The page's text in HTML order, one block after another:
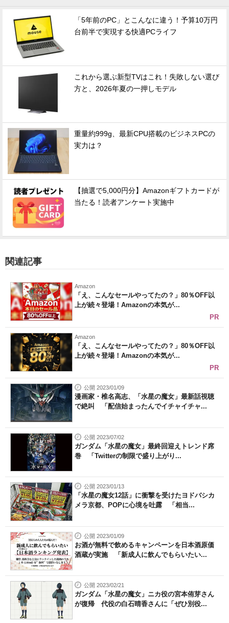
「5年前のPC」とこんなに違う！予算10万円
台前半で実現する快適PCライフ
これから選ぶ新型TVはこれ！失敗しない選び
方と、2026年夏の一押しモデル
重量約999g、最新CPU搭載のビジネスPCの
実力は？
【抽選で5,000円分】Amazonギフトカードが
当たる！読者アンケート実施中
関連記事
Amazon
「え、こんなセールやってたの？」80％OFF以
上が続々登場！Amazonの本気が...
PR
Amazon
「え、こんなセールやってたの？」80％OFF以
上が続々登場！Amazonの本気が...
PR
公開 2023/01/09
漫画家・椎名高志、「水星の魔女」最新話視聴
で絶叫 「配信始まったんでイチャイチャ...
公開 2023/07/02
ガンダム「水星の魔女」最終回迎えトレンド席
巻 「Twitterの制限で盛り上がり...
公開 2023/01/13
「水星の魔女12話」に衝撃を受けたヨドバシカ
メラ京都、POPに心境を吐露 「相当...
公開 2023/01/09
お酒が無料で飲めるキャンペーンを日本酒原価
酒蔵が実施 「新成人に飲んでもらいたい...
公開 2023/02/21
ガンダム「水星の魔女」ニカ役の宮本侑芽さん
が復帰 代役の白石晴香さんに「ぜひ別役...